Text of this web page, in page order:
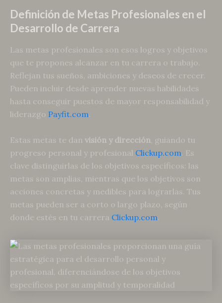
Definición de Metas Profesionales en el
Desarrollo de Carrera
Las metas profesionales son esos logros y objetivos
que te propones alcanzar en tu carrera o trabajo.
Reflejan tus sueños, ambiciones y deseos de crecer.
Pueden incluir desde aprender nuevas habilidades
hasta conseguir puestos de mayor responsabilidad y
liderazgo Payfit.com.
Estas metas te dan visión y dirección , guiando tu
progreso personal y profesional Clickup.com . Es
clave distinguirlas de los objetivos específicos: las
metas son amplias, mientras que los objetivos son
acciones concretas y medibles para lograrlas. Tus
metas pueden ser a corto o largo plazo, según
donde estés en tu carrera Clickup.com